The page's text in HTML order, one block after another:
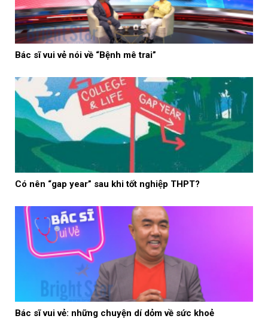
Bác sĩ vui vẻ nói về “Bệnh mê trai”
Có nên “gap year” sau khi tốt nghiệp THPT?
Bác sĩ vui vẻ: những chuyện dí dỏm về sức khoẻ